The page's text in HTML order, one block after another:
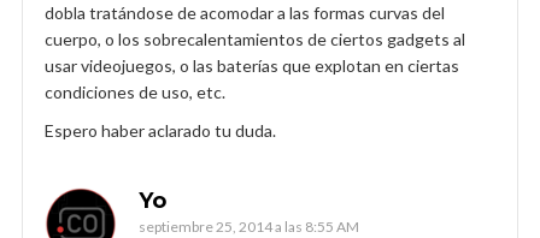
dobla tratándose de acomodar a las formas curvas del
cuerpo, o los sobrecalentamientos de ciertos gadgets al
usar videojuegos, o las baterías que explotan en ciertas
condiciones de uso, etc.
Espero haber aclarado tu duda.
Yo
septiembre 25, 2014 a las 8:55 AM